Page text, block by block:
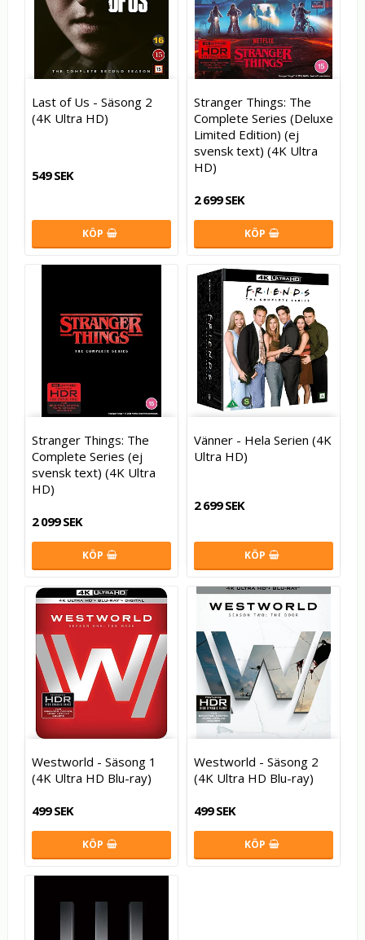
Last of Us - Säsong 2
(4K Ultra HD)
549 SEK
KÖP
Stranger Things: The
Complete Series (Deluxe
Limited Edition) (ej
svensk text) (4K Ultra
HD)
2 699 SEK
KÖP
Stranger Things: The
Complete Series (ej
svensk text) (4K Ultra
HD)
2 099 SEK
KÖP
Vänner - Hela Serien (4K
Ultra HD)
2 699 SEK
KÖP
Westworld - Säsong 1
(4K Ultra HD Blu-ray)
499 SEK
KÖP
Westworld - Säsong 2
(4K Ultra HD Blu-ray)
499 SEK
KÖP